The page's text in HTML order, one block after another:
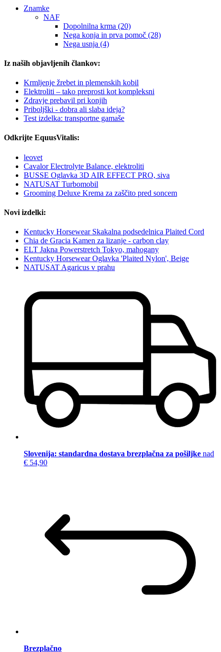
Znamke
NAF
Dopolnilna krma (20)
Nega konja in prva pomoč (28)
Nega usnja (4)
Iz naših objavljenih člankov:
Krmljenje žrebet in plemenskih kobil
Elektroliti – tako preprosti kot kompleksni
Zdravje prebavil pri konjih
Priboljški - dobra ali slaba ideja?
Test izdelka: transportne gamaše
Odkrijte EquusVitalis:
leovet
Cavalor Electrolyte Balance, elektroliti
BUSSE Oglavka 3D AIR EFFECT PRO, siva
NATUSAT Turbomobil
Grooming Deluxe Krema za zaščito pred soncem
Novi izdelki:
Kentucky Horsewear Skakalna podsedelnica Plaited Cord
Chia de Gracia Kamen za lizanje - carbon clay
ELT Jakna Powerstretch Tokyo, mahogany
Kentucky Horsewear Oglavka 'Plaited Nylon', Beige
NATUSAT Agaricus v prahu
Slovenija: standardna dostava brezplačna za pošiljke nad
€ 54,90
Brezplačno